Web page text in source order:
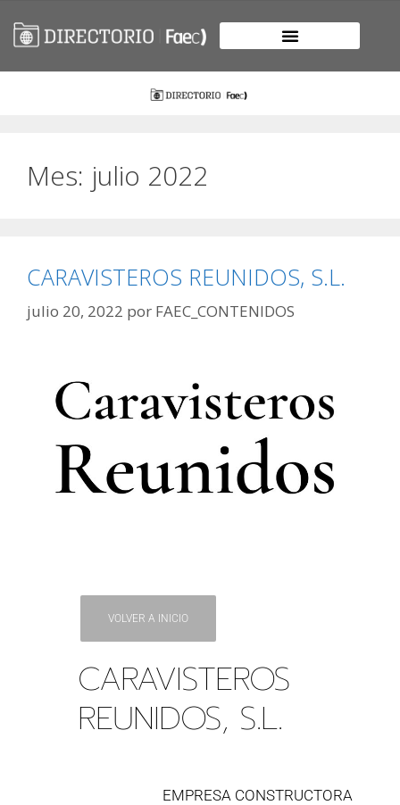
Mes: julio 2022
CARAVISTEROS REUNIDOS, S.L.
julio 20, 2022 por FAEC_CONTENIDOS
VOLVER A INICIO
CARAVISTEROS
REUNIDOS, S.L.
EMPRESA CONSTRUCTORA